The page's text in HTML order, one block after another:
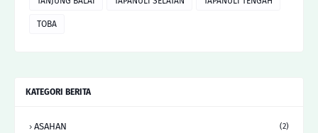
TOBA
KATEGORI BERITA
ASAHAN (2)